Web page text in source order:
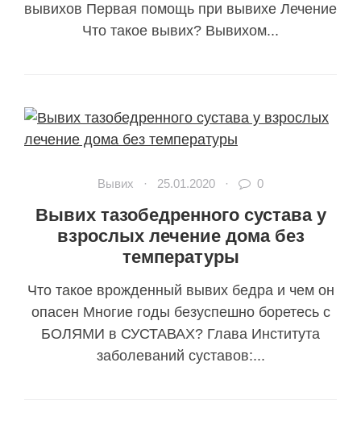
вывихов Первая помощь при вывихе Лечение
Что такое вывих? Вывихом...
Вывих · 25.01.2020 · 0
Вывих тазобедренного сустава у
взрослых лечение дома без
температуры
Что такое врожденный вывих бедра и чем он
опасен Многие годы безуспешно боретесь с
БОЛЯМИ в СУСТАВАХ? Глава Института
заболеваний суставов:...